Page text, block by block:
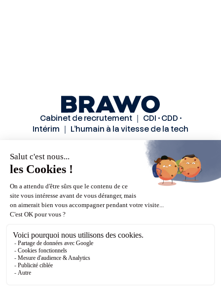
Cabinet de recrutement ｜ CDI • CDD •
Intérim ｜ L’humain à la vitesse de la tech
Méthode
Candidats
Contactez-nous
Mentions légales